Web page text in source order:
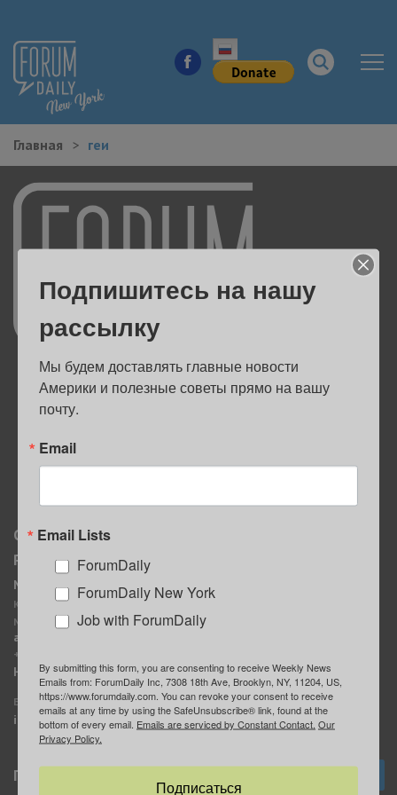
КУДА ПОЙТИ В ГОРОДЕ
ЗДОРОВЬЕ
РАБОТА И БИЗНЕС
ЖИЛЬЕ
ОБРАЗОВАНИЕ
Главная геи
О нас
Реклама
MediaKit
Контактное лицо:
Марина Баранчук
ad@forumdaily.com
+1 347-604-1261
Наши рекламодатели
E-mail редакции:
info@forumdaily.com
Группа “ИЩУ СОВЕТА”
ForumDaily
Подписка
Подпишитесь на нашу
рассылку
Мы будем доставлять главные новости
Америки и полезные советы прямо на вашу
почту.
Email
Email Lists
ForumDaily
ForumDaily New York
Job with ForumDaily
By submitting this form, you are consenting to receive Weekly News
Emails from: ForumDaily Inc, 7308 18th Ave, Brooklyn, NY, 11204, US,
https://www.forumdaily.com. You can revoke your consent to receive
emails at any time by using the SafeUnsubscribe® link, found at the
bottom of every email. Emails are serviced by Constant Contact. Our
Privacy Policy.
Подписаться